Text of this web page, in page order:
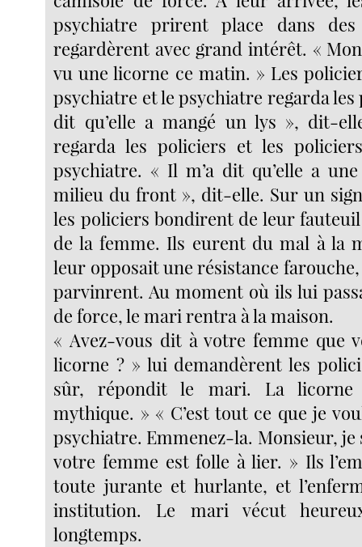
psychiatre prirent place dans
regardèrent avec grand intérêt. «
vu une licorne ce matin. » Les
psychiatre et le psychiatre regarda les
dit qu’elle a mangé un lys », dit-
regarda les policiers et les
psychiatre. « Il m’a dit qu’elle a
milieu du front », dit-elle. Sur un
les policiers bondirent de leur
de la femme. Ils eurent du mal à la
leur opposait une résistance
parvinrent. Au moment où ils lui
de force, le mari rentra à la maison.
« Avez-vous dit à votre femme que
licorne ? » lui demandèrent les
sûr, répondit le mari. La
mythique. » « C’est tout ce que je
psychiatre. Emmenez-la. Monsieur, je
votre femme est folle à lier. » Ils
toute jurante et hurlante, et
institution. Le mari vécut
longtemps.